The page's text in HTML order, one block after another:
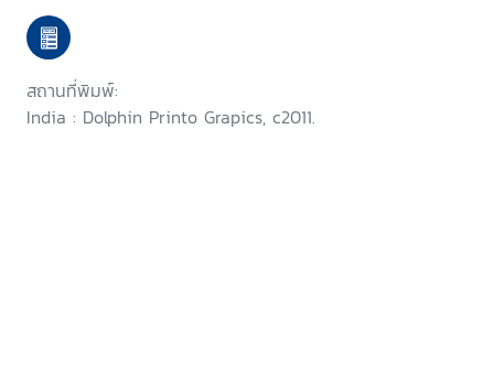
สถานที่พิมพ์:
India : Dolphin Printo Grapics, c2011.